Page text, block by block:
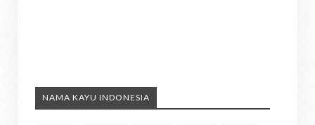
NAMA KAYU INDONESIA